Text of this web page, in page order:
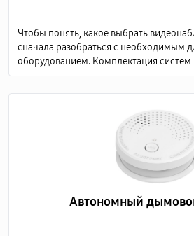
Чтобы понять, какое выбрать
сначала разобраться с необходимым
оборудованием. Комплектация
включает в себя несколько
Автономный